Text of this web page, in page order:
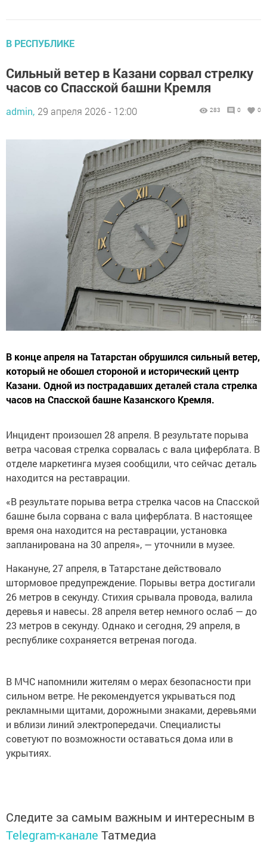
В РЕСПУБЛИКЕ
Сильный ветер в Казани сорвал стрелку
часов со Спасской башни Кремля
admin, 29 апреля 2026 - 12:00 283 0 0
В конце апреля на Татарстан обрушился сильный ветер,
который не обошел стороной и исторический центр
Казани. Одной из пострадавших деталей стала стрелка
часов на Спасской башне Казанского Кремля.
Инцидент произошел 28 апреля. В результате порыва
ветра часовая стрелка сорвалась с вала циферблата. В
отделе маркетинга музея сообщили, что сейчас деталь
находится на реставрации.
«В результате порыва ветра стрелка часов на Спасской
башне была сорвана с вала циферблата. В настоящее
время она находится на реставрации, установка
запланирована на 30 апреля», — уточнили в музее.
Накануне, 27 апреля, в Татарстане действовало
штормовое предупреждение. Порывы ветра достигали
26 метров в секунду. Стихия срывала провода, валила
деревья и навесы. 28 апреля ветер немного ослаб — до
23 метров в секунду. Однако и сегодня, 29 апреля, в
республике сохраняется ветреная погода.
В МЧС напомнили жителям о мерах безопасности при
сильном ветре. Не рекомендуется укрываться под
рекламными щитами, дорожными знаками, деревьями
и вблизи линий электропередачи. Специалисты
советуют по возможности оставаться дома или в
укрытиях.
Следите за самым важным и интересным в
Telegram-канале Татмедиа